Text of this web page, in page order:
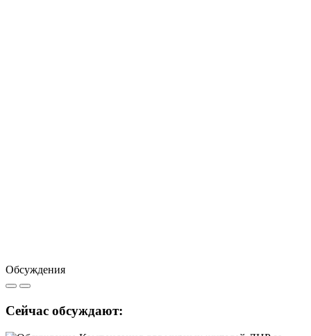
Обсуждения
Сейчас обсуждают: